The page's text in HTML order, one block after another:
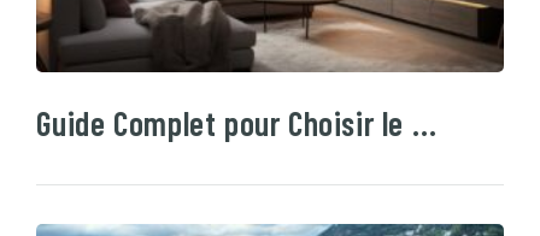
Guide Complet pour Choisir le …